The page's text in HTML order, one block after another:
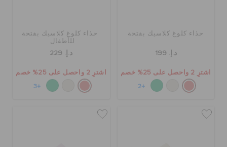
حذاء كلوغ كلاسيك بفتحة
د.إ. 199
اشترِ 2 واحصل على 25% خصم
+2
حذاء كلوغ كلاسيك بفتحة
للأطفال
د.إ. 229
اشترِ 2 واحصل على 25% خصم
+3